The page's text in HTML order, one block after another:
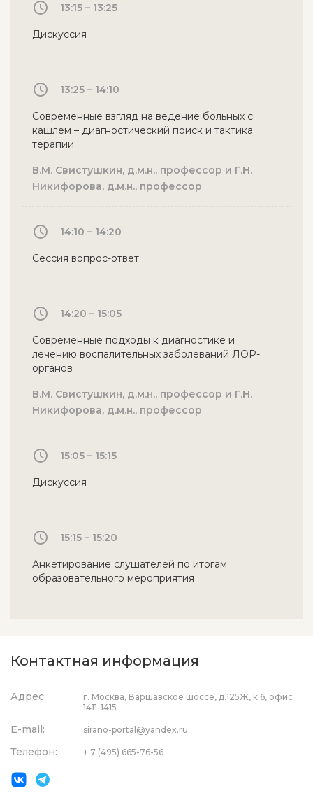
13:15 – 13:25
Дискуссия
13:25 – 14:10
Современные взгляд на ведение больных с
кашлем – диагностический поиск и тактика
терапии
В.М. Свистушкин, д.м.н., профессор и Г.Н.
Никифорова, д.м.н., профессор
14:10 – 14:20
Сессия вопрос-ответ
14:20 – 15:05
Современные подходы к диагностике и
лечению воспалительных заболеваний ЛОР-
органов
В.М. Свистушкин, д.м.н., профессор и Г.Н.
Никифорова, д.м.н., профессор
15:05 – 15:15
Дискуссия
15:15 – 15:20
Анкетирование слушателей по итогам
образовательного мероприятия
Контактная информация
Адрес:
г. Москва, Варшавское шоссе, д.125Ж, к.6, офис
1411-1415
E-mail: sirano-portal@yandex.ru
Телефон: + 7 (495) 665-76-56